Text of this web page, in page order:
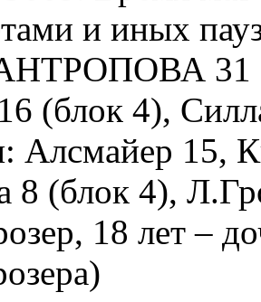
и иных
31
(блок 4),
Алсмайер 15,
8 (блок 4),
18 лет –